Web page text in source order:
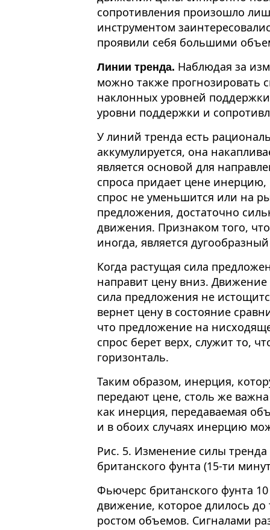
сопротивления произошло
инструментом
проявили себя большими
Линии тренда. Наблюдая за
можно также прогнозировать
наклонных уровней
уровни поддержки и
У линий тренда есть
аккумулируется, она
является основой для
спроса придает цене
спрос не уменьшится или на
предложения, достаточно
движения. Признаком того,
иногда, является
Когда растущая сила
направит цену вниз.
сила предложения не
вернет цену в состояние
что предложение на
спрос берет верх, служит то,
горизонталь.
Таким образом, инерция,
передают цене, столь же
как инерция, передаваемая
и в обоих случаях инерцию
Рис. 5. Изменение силы
британского фунта (15-ти
Фьючерс британского фунта
движение, которое длилось
ростом объемов. Сигналами